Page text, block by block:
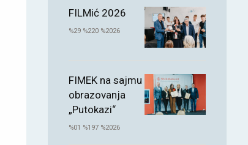
FILMić 2026
%29 %220 %2026
FIMEK na sajmu
obrazovanja
„Putokazi“
%01 %197 %2026